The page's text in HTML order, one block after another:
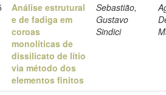
Análise estrutural
e de fadiga em
coroas
monolíticas de
dissilicato de lítio
via método dos
elementos finitos
Sebastião,
Gustavo
Sindici